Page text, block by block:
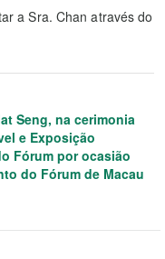
a Sra. Chan através do
Seng, na cerimonia
e Exposição
Fórum por ocasião
do Fórum de Macau